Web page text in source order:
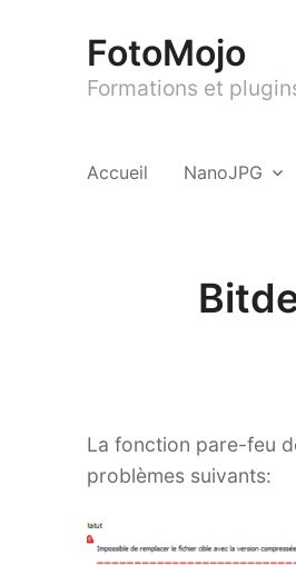
FotoMojo
Formations et
Accueil NanoJPG
La fonction pare-feu
problèmes suivants: